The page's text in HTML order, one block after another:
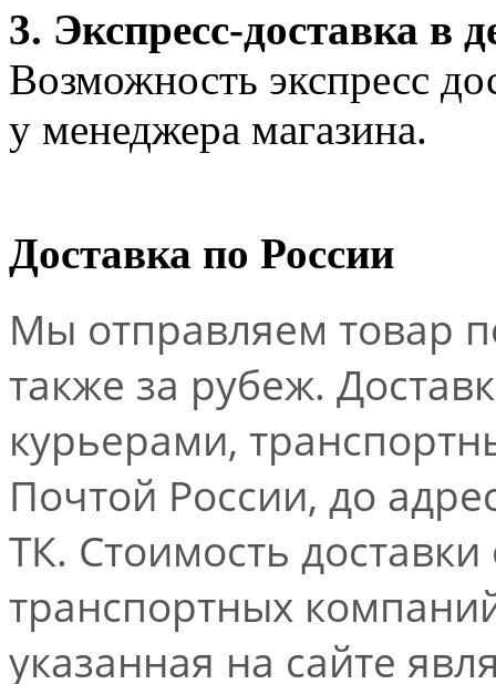
3. Экспресс-доставка в
Возможность экспресс
у менеджера магазина.
Доставка по России
Мы отправляем товар
также за рубеж.
курьерами,
Почтой России, до
ТК. Стоимость
транспортных
указанная на сайте